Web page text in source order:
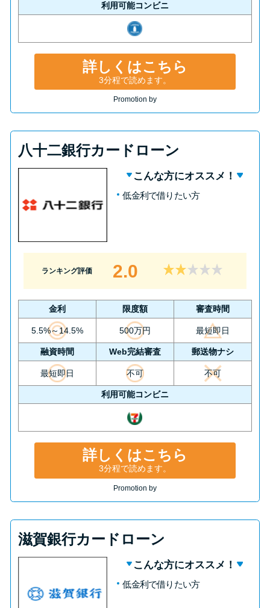
利用可能コンビニ
詳しくはこちら
3分程で読めます。
Promotion by
八十二銀行カードローン
こんな方にオススメ！
低金利で借りたい方
ランキング評価 2.0
金利 限度額 審査時間
5.5%～14.5% 500万円 最短即日
融資時間 Web完結審査 郵送物ナシ
最短即日 不可 不可
利用可能コンビニ
詳しくはこちら
3分程で読めます。
Promotion by
滋賀銀行カードローン
こんな方にオススメ！
低金利で借りたい方